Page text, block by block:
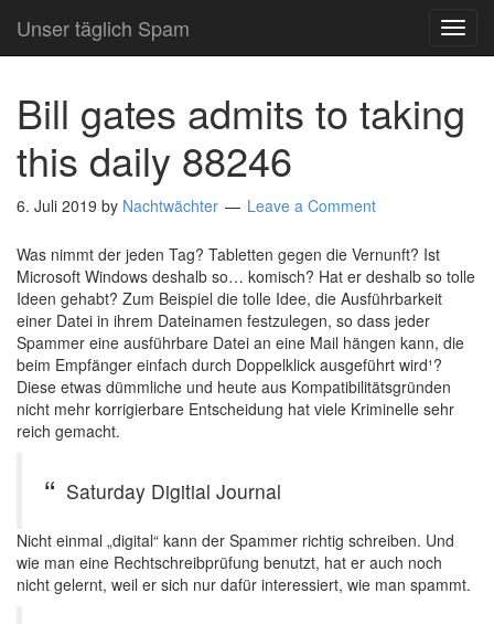
Unser täglich Spam
Bill gates admits to taking
this daily 88246
6. Juli 2019 by Nachtwächter Leave a Comment
Was nimmt der jeden Tag? Tabletten gegen die Vernunft? Ist
Microsoft Windows deshalb so… komisch? Hat er deshalb so tolle
Ideen gehabt? Zum Beispiel die tolle Idee, die Ausführbarkeit
einer Datei in ihrem Dateinamen festzulegen, so dass jeder
Spammer eine ausführbare Datei an eine Mail hängen kann, die
beim Empfänger einfach durch Doppelklick ausgeführt wird¹?
Diese etwas dümmliche und heute aus Kompatibilitätsgründen
nicht mehr korrigierbare Entscheidung hat viele Kriminelle sehr
reich gemacht.
Saturday Digitial Journal
Nicht einmal „digital“ kann der Spammer richtig schreiben. Und
wie man eine Rechtschreibprüfung benutzt, hat er auch noch
nicht gelernt, weil er sich nur dafür interessiert, wie man spammt.